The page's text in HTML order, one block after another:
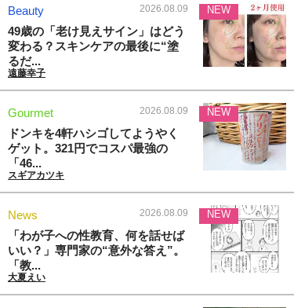
Beauty 2026.08.09
49歳の「老け見えサイン」はどう
変わる？スキンケアの最後に“塗
るだ...
遠藤幸子
NEW
Gourmet 2026.08.09
ドンキを4軒ハシゴしてようやく
ゲット。321円でコスパ最強の
「46...
スギアカツキ
NEW
News 2026.08.09
「わが子への性教育、何を話せば
いい？」専門家の“意外な答え”。
「教...
大夏えい
NEW